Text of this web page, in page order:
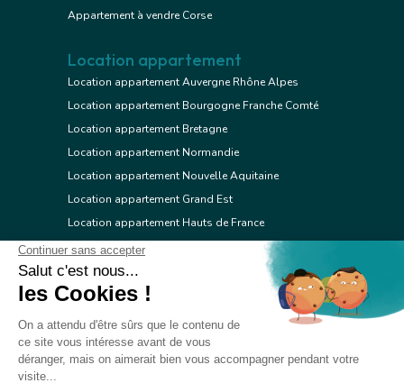
Appartement à vendre Corse
Location appartement
Location appartement Auvergne Rhône Alpes
Location appartement Bourgogne Franche Comté
Location appartement Bretagne
Location appartement Normandie
Location appartement Nouvelle Aquitaine
Location appartement Grand Est
Location appartement Hauts de France
Location appartement Ile de France
Location appartement Centre Val de Loire
Location appartement Occitanie
Location appartement Provence Alpes Côte d'Azur
Location appartement Corse